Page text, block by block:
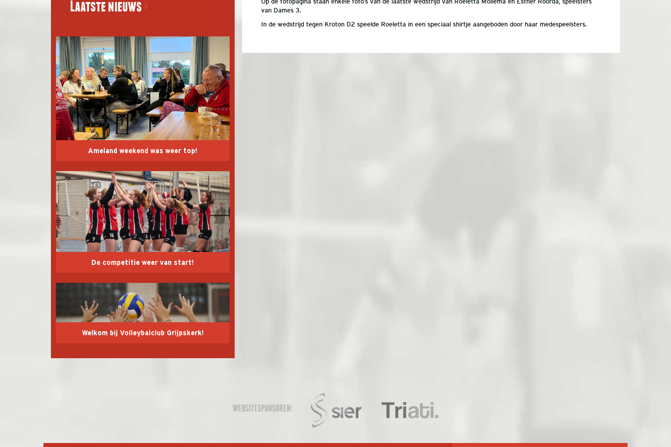
Laatste nieuws
Ameland weekend was weer top!
De competitie weer van start!
Welkom bij Volleybalclub Grijpskerk!
van Dames 3.
In de wedstrijd tegen Kroton D2 speelde Roeletta in een speciaal shirtje aangeboden door haar medespeelsters.
WEBSITESPONSOREN: